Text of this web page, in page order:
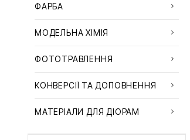
ФАРБА
МОДЕЛЬНА ХІМІЯ
ФОТОТРАВЛЕННЯ
КОНВЕРСІЇ ТА ДОПОВНЕННЯ
МАТЕРІАЛИ ДЛЯ ДІОРАМ